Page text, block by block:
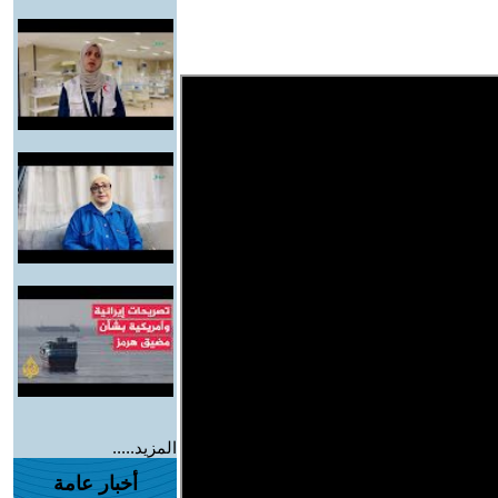
المزيد.....
أخبار عامة